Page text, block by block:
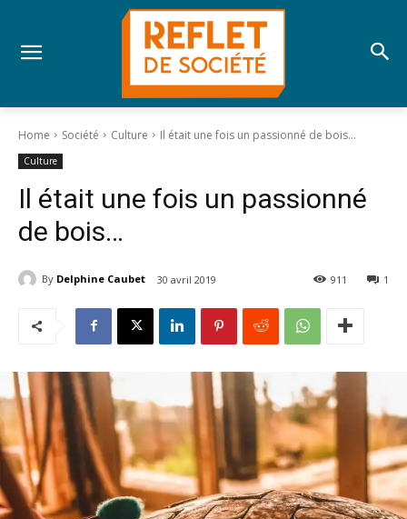
Home Société Culture Il était une fois un passionné de bois…
Culture
Il était une fois un passionné
de bois…
By Delphine Caubet 30 avril 2019 1
911